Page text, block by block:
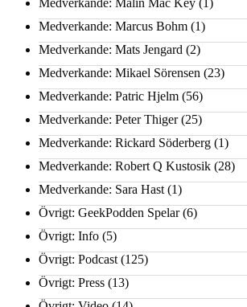
Medverkande: Malin Mac Key (1)
Medverkande: Marcus Bohm (1)
Medverkande: Mats Jengard (2)
Medverkande: Mikael Sörensen (23)
Medverkande: Patric Hjelm (56)
Medverkande: Peter Thiger(25)
Medverkande: Rickard Söderberg (1)
Medverkande: Robert Q Kustosik (28)
Medverkande: Sara Hast (1)
Övrigt: GeekPodden Spelar(6)
Övrigt: Info (5)
Övrigt: Podcast (125)
Övrigt: Press (13)